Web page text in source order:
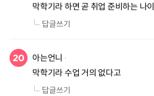
막학기라 하면 곧 취업 준비하는 나
답글쓰기
아는언니
막학기라 수업 거의 없다고
답글쓰기